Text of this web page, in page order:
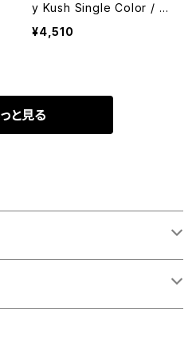
y Kush Single Color / C
offee
¥4,510
と見る